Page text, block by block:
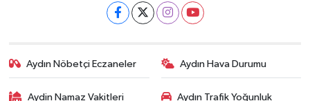
Aydın Nöbetçi Eczaneler Aydın Hava Durumu
Aydin Namaz Vakitleri Aydın Trafik Yoğunluk